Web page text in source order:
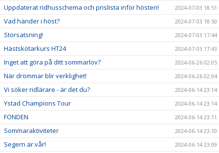
Uppdaterat ridhusschema och prislista inför hösten! 2024-07-03 18:51
Vad händer i höst? 2024-07-03 18:50
Storsatsning! 2024-07-03 17:44
Hästskötarkurs HT24 2024-07-03 17:43
Inget att göra på ditt sommarlov? 2024-06-26 02:05
När drömmar blir verklighet! 2024-06-26 02:04
Vi söker ridlärare - är det du? 2024-06-14 23:14
Ystad Champions Tour 2024-06-14 23:14
FONDEN 2024-06-14 23:11
Sommaraktiviteter 2024-06-14 23:10
Segern är vår! 2024-06-14 23:09